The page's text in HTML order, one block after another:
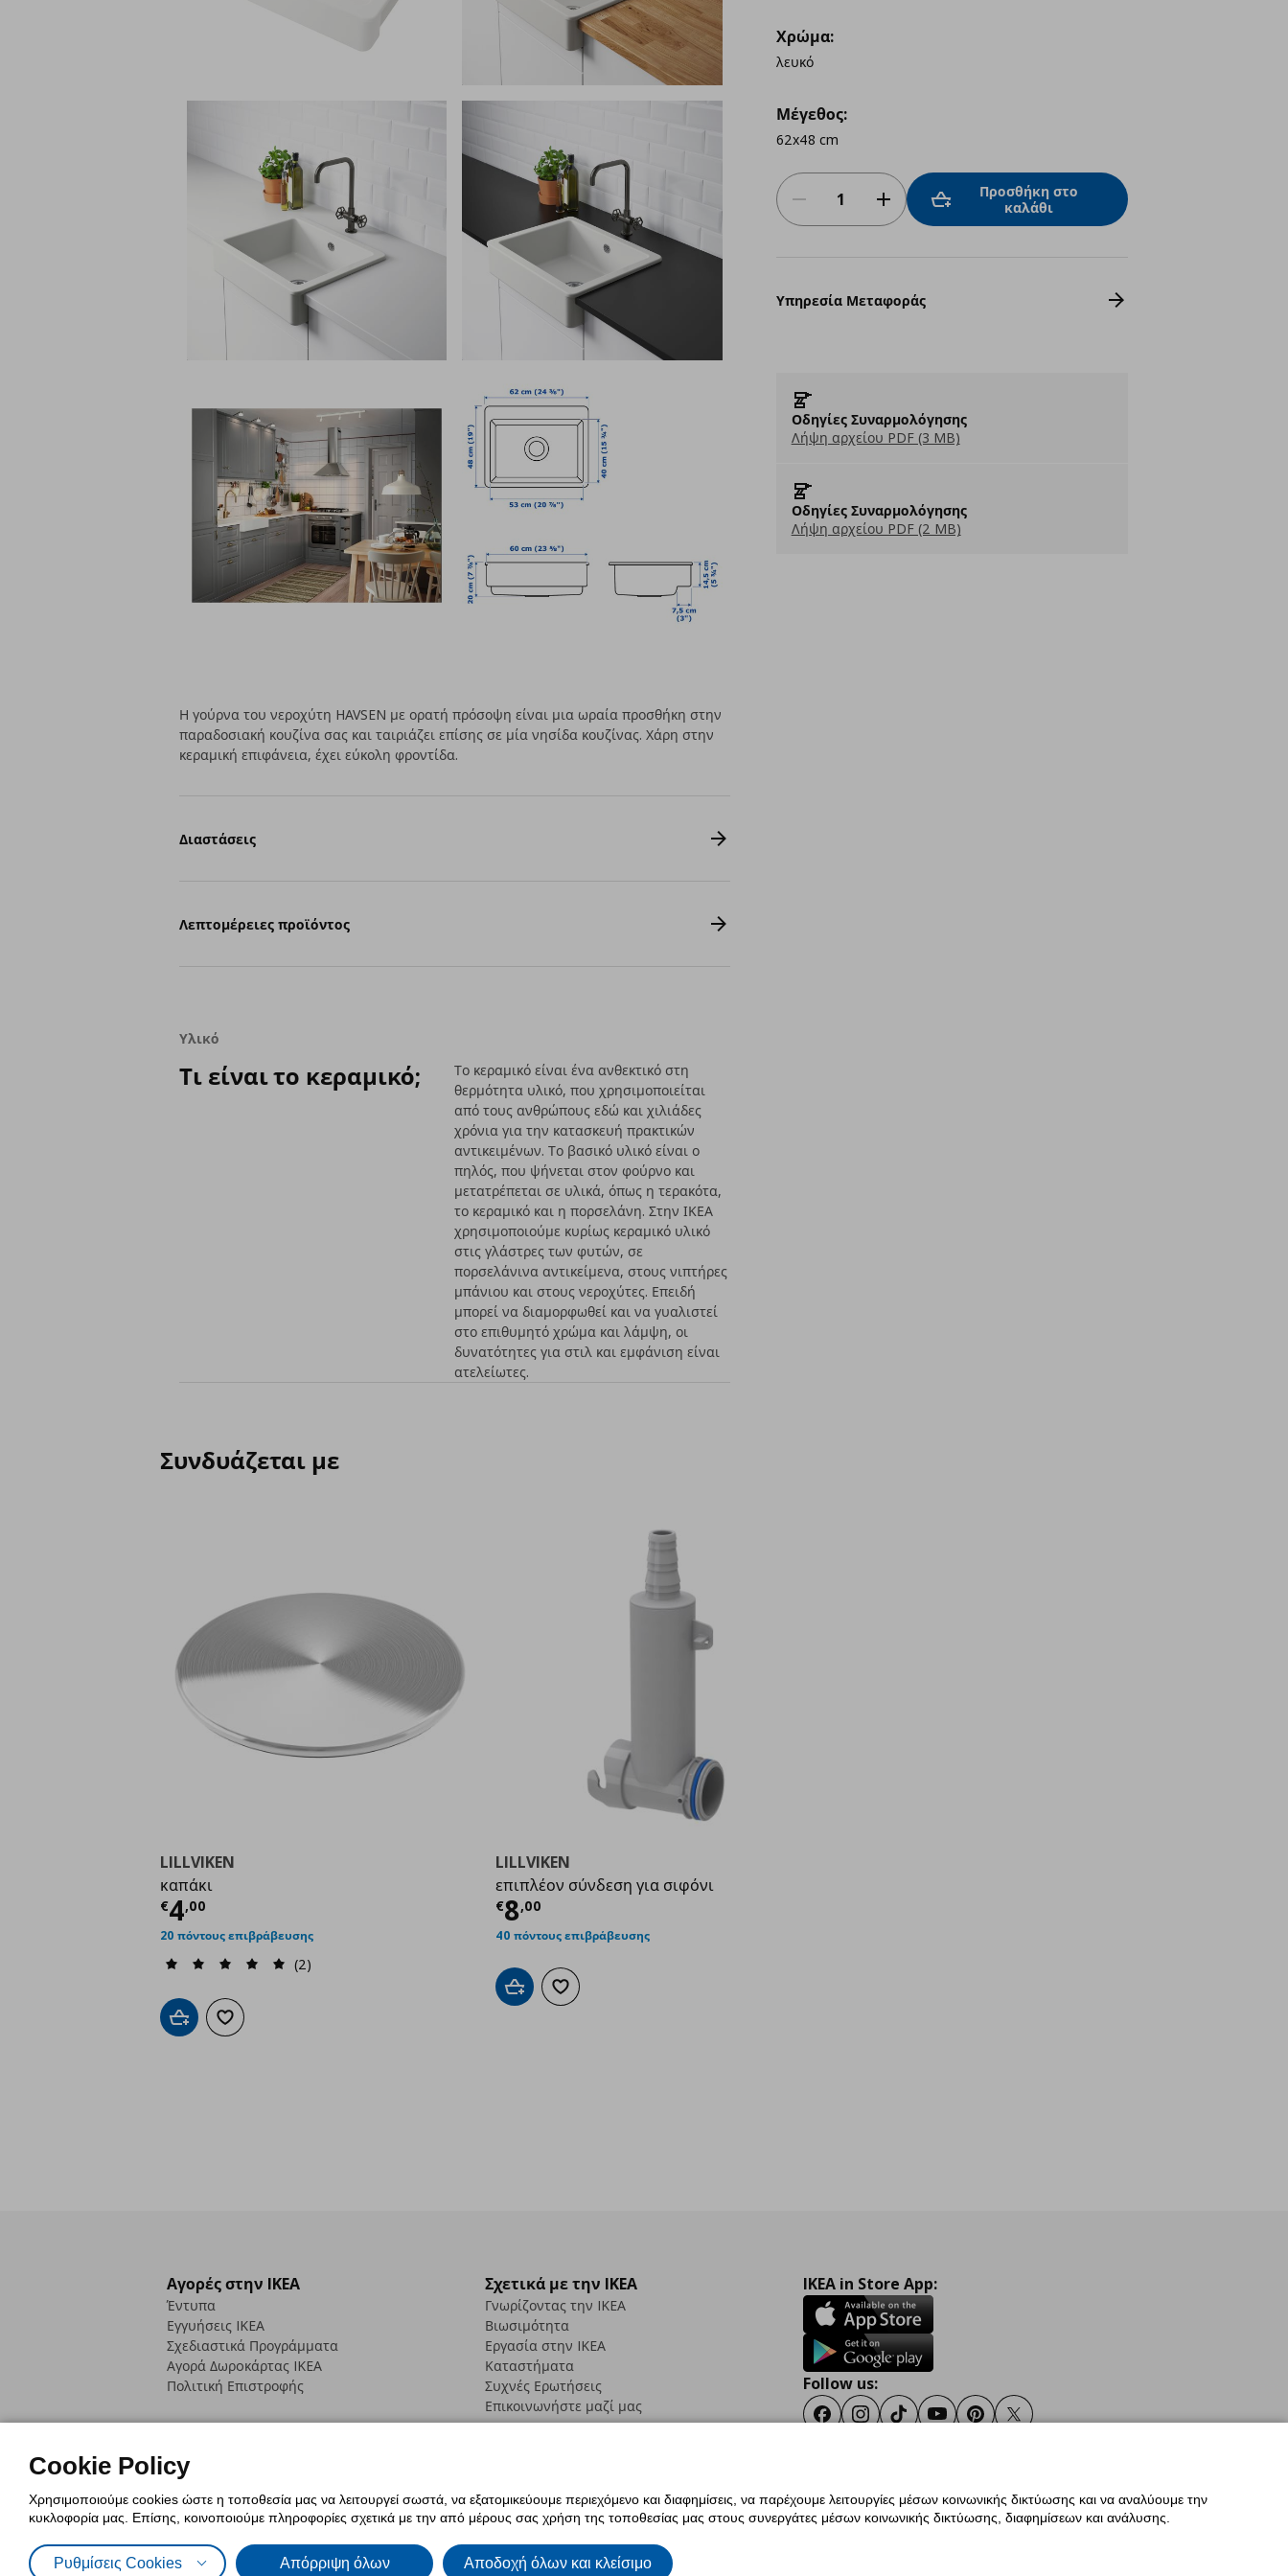
Χρώμα:
λευκό
Μέγεθος:
62x48 cm
Προσθήκη στο
καλάθι
Υπηρεσία Μεταφοράς
Οδηγίες Συναρμολόγησης
Λήψη αρχείου PDF (3 MB)
Οδηγίες Συναρμολόγησης
Λήψη αρχείου PDF (2 MB)
Η γούρνα του νεροχύτη HAVSEN με ορατή πρόσοψη είναι μια ωραία προσθήκη στην
παραδοσιακή κουζίνα σας και ταιριάζει επίσης σε μία νησίδα κουζίνας. Χάρη στην
κεραμική επιφάνεια, έχει εύκολη φροντίδα.
Διαστάσεις
Λεπτομέρειες προϊόντος
Υλικό
Τι είναι το κεραμικό;
Το κεραμικό είναι ένα ανθεκτικό στη
θερμότητα υλικό, που χρησιμοποιείται
από τους ανθρώπους εδώ και χιλιάδες
χρόνια για την κατασκευή πρακτικών
αντικειμένων. Το βασικό υλικό είναι ο
πηλός, που ψήνεται στον φούρνο και
μετατρέπεται σε υλικά, όπως η τερακότα,
το κεραμικό και η πορσελάνη. Στην ΙΚΕΑ
χρησιμοποιούμε κυρίως κεραμικό υλικό
στις γλάστρες των φυτών, σε
πορσελάνινα αντικείμενα, στους νιπτήρες
μπάνιου και στους νεροχύτες. Επειδή
μπορεί να διαμορφωθεί και να γυαλιστεί
στο επιθυμητό χρώμα και λάμψη, οι
δυνατότητες για στιλ και εμφάνιση είναι
ατελείωτες.
Συνδυάζεται με
LILLVIKEN
καπάκι
€4,00
Τρέχουσα τιμή
20 πόντους επιβράβευσης
(2)
Προσθήκη στο καλάθι
Προσθήκη στα αγαπημένα
LILLVIKEN
επιπλέον σύνδεση για σιφόνι
€8,00
Τρέχουσα τιμή
40 πόντους επιβράβευσης
Προσθήκη στο καλάθι
Προσθήκη στα αγαπημένα
Αγορές στην IKEA
Έντυπα
Εγγυήσεις IKEA
Σχεδιαστικά Προγράμματα
Αγορά Δωρoκάρτας IKEA
Πολιτική Επιστροφής
Σχετικά με την IKEA
Γνωρίζοντας την IKEA
Βιωσιμότητα
Εργασία στην IKEA
Καταστήματα
Συχνές Ερωτήσεις
Επικοινωνήστε μαζί μας
IKEA in Store App:
Follow us:
FacebookInstagram
TikTokYoutubePinterestTwitter
Πολιτική CookiesΔήλωση ψηφιακής προσβασιμότηταςΈντυπο Επιστροφής / Ακύρωσης Ρυθμίσεις cookiesΌροι ΧρήσηςΓενική Πολιτική Προσωπικών Δεδομένων
Cookie Policy
Χρησιμοποιούμε cookies ώστε η τοποθεσία μας να λειτουργεί σωστά, να εξατομικεύουμε περιεχόμενο και διαφημίσεις, να παρέχουμε λειτουργίες μέσων κοινωνικής δικτύωσης και να αναλύουμε την
κυκλοφορία μας. Επίσης, κοινοποιούμε πληροφορίες σχετικά με την από μέρους σας χρήση της τοποθεσίας μας στους συνεργάτες μέσων κοινωνικής δικτύωσης, διαφημίσεων και ανάλυσης.
Ρυθμίσεις Cookies Απόρριψη όλων Αποδοχή όλων και κλείσιμο